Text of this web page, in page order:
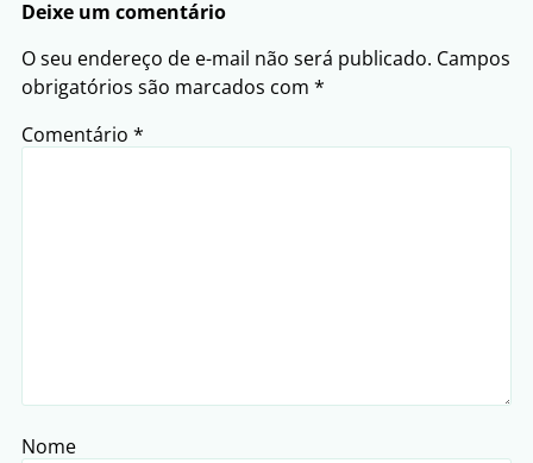
Deixe um comentário
O seu endereço de e-mail não será publicado. Campos
obrigatórios são marcados com *
Comentário *
Nome